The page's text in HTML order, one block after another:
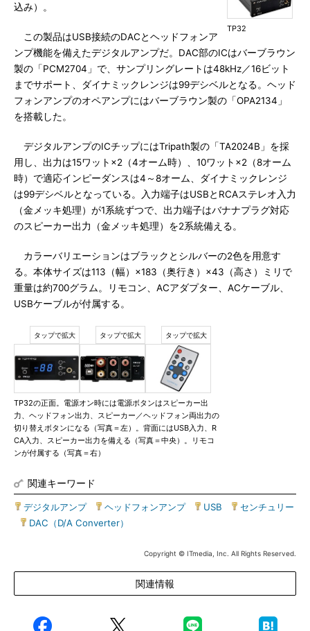
TP32
込み）。
この製品はUSB接続のDACとヘッドフォンア
ンプ機能を備えたデジタルアンプだ。DAC部のICはバーブラウン
製の「PCM2704」で、サンプリングレートは48kHz／16ビット
までサポート、ダイナミックレンジは99デシベルとなる。ヘッド
フォンアンプのオペアンプにはバーブラウン製の「OPA2134」
を搭載した。
デジタルアンプのICチップにはTripath製の「TA2024B」を採
用し、出力は15ワット×2（4オーム時）、10ワット×2（8オーム
時）で適応インピーダンスは4～8オーム、ダイナミックレンジ
は99デシベルとなっている。入力端子はUSBとRCAステレオ入力
（金メッキ処理）が1系統ずつで、出力端子はバナナプラグ対応
のスピーカー出力（金メッキ処理）を2系統備える。
カラーバリエーションはブラックとシルバーの2色を用意す
る。本体サイズは113（幅）×183（奥行き）×43（高さ）ミリで
重量は約700グラム。リモコン、ACアダプター、ACケーブル、
USBケーブルが付属する。
TP32の正面。電源オン時には電源ボタンはスピーカー出
力、ヘッドフォン出力、スピーカー／ヘッドフォン両出力の
切り替えボタンになる（写真＝左）。背面にはUSB入力、R
CA入力、スピーカー出力を備える（写真＝中央）。リモコ
ンが付属する（写真＝右）
関連キーワード
デジタルアンプ| ヘッドフォンアンプ| USB
センチュリー
DAC（D/A Converter）
Copyright © ITmedia, Inc. All Rights Reserved.
関連情報